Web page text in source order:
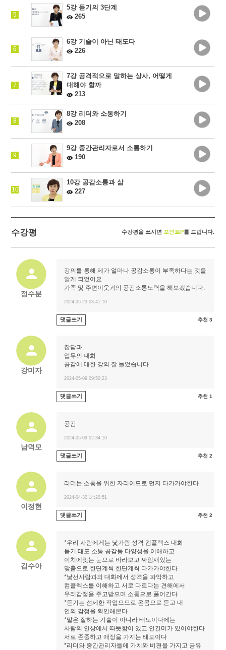
5
5강 듣기의 3단계
265
6
6강 기술이 아닌 태도다
226
7
7강 공격적으로 말하는 상사, 어떻게
대해야 할까
213
8
8강 리더와 소통하기
208
9
9강 중간관리자로서 소통하기
190
10
10강 공감소통과 삶
227
수강평 수강평을 쓰시면 포인트P를 드립니다.
정수분
강의를 통해 제가 얼마나 공감소통이 부족하다는 것을
알게 되었어요
가족 및 주변이웃과의 공감소통노력을 해보겠습니다.
2024-05-23 03:41:10
댓글쓰기 추천 3
강미자
잡담과
업무의 대화
공감에 대한 강의 잘 들었습니다
2024-05-09 09:50:23
댓글쓰기 추천 1
남덕모
공감
2024-05-09 02:34:10
댓글쓰기 추천 2
이정현
리더는 소통을 위한 자리이므로 먼저 다가가야한다
2024-04-30 14:20:51
댓글쓰기 추천 2
김수아
*우리 사람에게는 낯가림 성격 컴플렉스 대화
듣기 태도 소통 공감등 다양성을 이해하고
이치에맞는 눈으로 바라보고 짜임새있는
맞춤으로 한단계씩 한단계씩 다가가야한다
*낯선사람과의 대화에서 성격을 파악하고
컴플렉스를 이해하고 서로 다르다는 견해에서
우리감정을 주고받으며 소통으로 풀어간다
*듣기는 섬세한 작업으므로 온몸으로 듣고 내
안의 감정을 확인해본다
*말은 잘하는 기술이 아니라 태도이다에는
사람의 인상에서 따뜻함이 있고 인간미가 있어야한다
서로 존중하고 애정을 가지는 태도이다
*리더와 중간관리자들에 가치와 비젼을 가지고 공유